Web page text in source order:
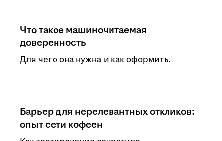
Что такое машиночитаемая
доверенность
Для чего она нужна и как оформить.
Барьер для нерелевантных откликов:
опыт сети кофеен